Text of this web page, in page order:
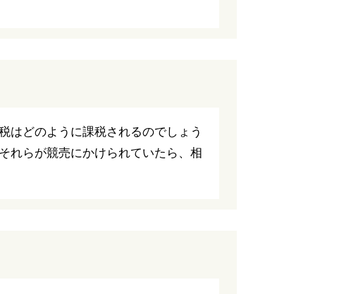
はどのように課税されるのでしょう
れらが競売にかけられていたら、相